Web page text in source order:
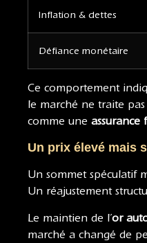
Inflation & dettes
Défiance monétaire
Ce comportement
le marché ne traite
comme une assurance
Un prix élevé mais
Un sommet spéculatif
Un réajustement
Le maintien de l’or
marché a changé de